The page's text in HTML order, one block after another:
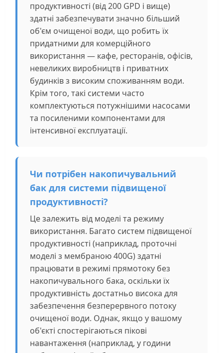
продуктивності (від 200 GPD і вище)
здатні забезпечувати значно більший
об'єм очищеної води, що робить їх
придатними для комерційного
використання — кафе, ресторанів, офісів,
невеликих виробництв і приватних
будинків з високим споживанням води.
Крім того, такі системи часто
комплектуються потужнішими насосами
та посиленими компонентами для
інтенсивної експлуатації.
Чи потрібен накопичувальний
бак для системи підвищеної
продуктивності?
Це залежить від моделі та режиму
використання. Багато систем підвищеної
продуктивності (наприклад, проточні
моделі з мембраною 400G) здатні
працювати в режимі прямотоку без
накопичувального бака, оскільки їх
продуктивність достатньо висока для
забезпечення безперервного потоку
очищеної води. Однак, якщо у вашому
об'єкті спостерігаються пікові
навантаження (наприклад, у години